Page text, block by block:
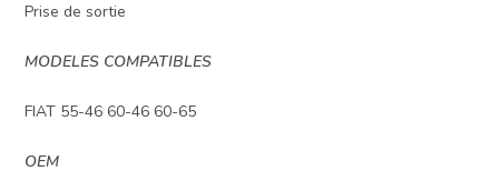
Prise de sortie
MODELES COMPATIBLES
FIAT 55-46 60-46 60-65
OEM